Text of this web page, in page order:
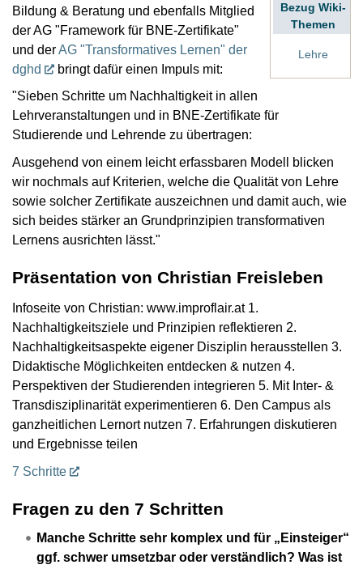
Bezug Wiki-
Themen
Lehre
Bildung & Beratung und ebenfalls Mitglied
der AG "Framework für BNE-Zertifikate"
und derAG "Transformatives Lernen" der
dghd
bringt dafür einen Impuls mit:
"Sieben Schritte um Nachhaltigkeit in allen
Lehrveranstaltungen und in BNE-Zertifikate für
Studierende und Lehrende zu übertragen:
Ausgehend von einem leicht erfassbaren Modell blicken
wir nochmals auf Kriterien, welche die Qualität von Lehre
sowie solcher Zertifikate auszeichnen und damit auch, wie
sich beides stärker an Grundprinzipien transformativen
Lernens ausrichten lässt."
Präsentation von Christian Freisleben
Infoseite von Christian: www.improflair.at 1.
Nachhaltigkeitsziele und Prinzipien reflektieren 2.
Nachhaltigkeitsaspekte eigener Disziplin herausstellen 3.
Didaktische Möglichkeiten entdecken & nutzen 4.
Perspektiven der Studierenden integrieren 5. Mit Inter- &
Transdisziplinarität experimentieren 6. Den Campus als
ganzheitlichen Lernort nutzen 7. Erfahrungen diskutieren
und Ergebnisse teilen
7 Schritte
Fragen zu den 7 Schritten
Manche Schritte sehr komplex und für „Einsteiger“
ggf. schwer umsetzbar oder verständlich? Was ist